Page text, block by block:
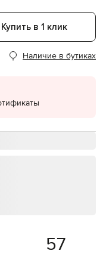
Купить в 1 клик
Наличие в бутиках
57